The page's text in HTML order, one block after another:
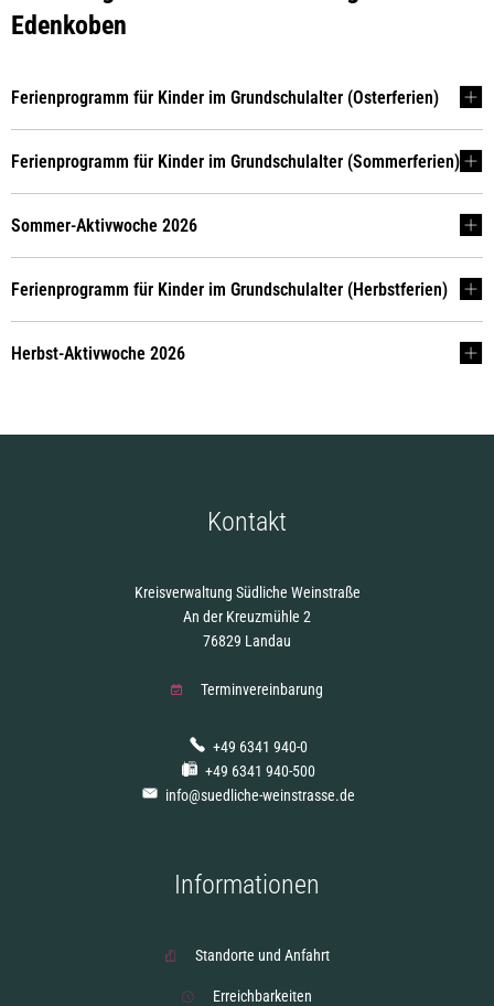
in
Verbandsgemeinde
Edenkoben
Edenkoben
Ferienprogramm für Kinder im Grundschulalter (Osterferien)
Ferienprogramm für Kinder im Grundschulalter (Sommerferien)
Sommer-Aktivwoche 2026
Ferienprogramm für Kinder im Grundschulalter (Herbstferien)
Herbst-Aktivwoche 2026
Kontakt
Kreisverwaltung Südliche Weinstraße
An der Kreuzmühle 2
76829 Landau
Terminvereinbarung
+49 6341 940-0
+49 6341 940-500
info@suedliche-weinstrasse.de
Informationen
Standorte und Anfahrt
Erreichbarkeiten